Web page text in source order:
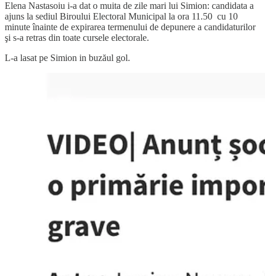
Elena Nastasoiu i-a dat o muita de zile mari lui Simion: candidata a
ajuns la sediul Biroului Electoral Municipal la ora 11.50 cu 10
minute înainte de expirarea termenului de depunere a candidaturilor
şi s-a retras din toate cursele electorale.
L-a lasat pe Simion in buzăul gol.